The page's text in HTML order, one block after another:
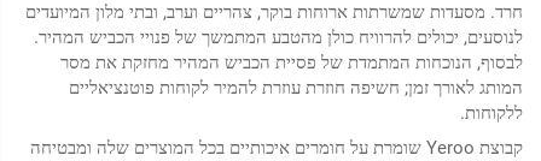
חרד. מסעדות שמשרתות ארוחות בוקר, צהריים וערב, ובתי מלון המיועדים
לנוסעים, יכולים להרוויח כולן מהטבע המתמשך של פנויי הכביש המהיר.
לבסוף, הנוכחות המתמדת של פסיית הכביש המהיר מחזקת את מסר
המותג לאורך זמן; חשיפה חוזרת עוזרת להמיר לקוחות פוטנציאליים
ללקוחות.
קבוצת Yeroo שומרת על חומרים איכותיים בכל המוצרים שלה ומבטיחה